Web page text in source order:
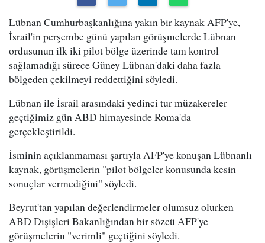
Lübnan Cumhurbaşkanlığına yakın bir kaynak AFP'ye,
İsrail'in perşembe günü yapılan görüşmelerde Lübnan
ordusunun ilk iki pilot bölge üzerinde tam kontrol
sağlamadığı sürece Güney Lübnan'daki daha fazla
bölgeden çekilmeyi reddettiğini söyledi.
Lübnan ile İsrail arasındaki yedinci tur müzakereler
geçtiğimiz gün ABD himayesinde Roma'da
gerçekleştirildi.
İsminin açıklanmaması şartıyla AFP'ye konuşan Lübnanlı
kaynak, görüşmelerin "pilot bölgeler konusunda kesin
sonuçlar vermediğini" söyledi.
Beyrut'tan yapılan değerlendirmeler olumsuz olurken
ABD Dışişleri Bakanlığından bir sözcü AFP'ye
görüşmelerin "verimli" geçtiğini söyledi.